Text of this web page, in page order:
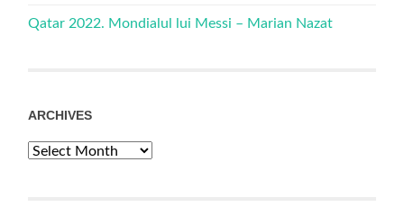
Qatar 2022. Mondialul lui Messi – Marian Nazat
ARCHIVES
Archives